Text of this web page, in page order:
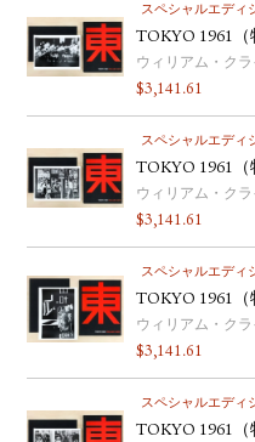
スペシャルエディ
TOKYO 1961
ウィリアム・クラ
$3,141.61
スペシャルエディ
TOKYO 1961
ウィリアム・クラ
$3,141.61
スペシャルエディ
TOKYO 1961
ウィリアム・クラ
$3,141.61
スペシャルエディ
TOKYO 1961